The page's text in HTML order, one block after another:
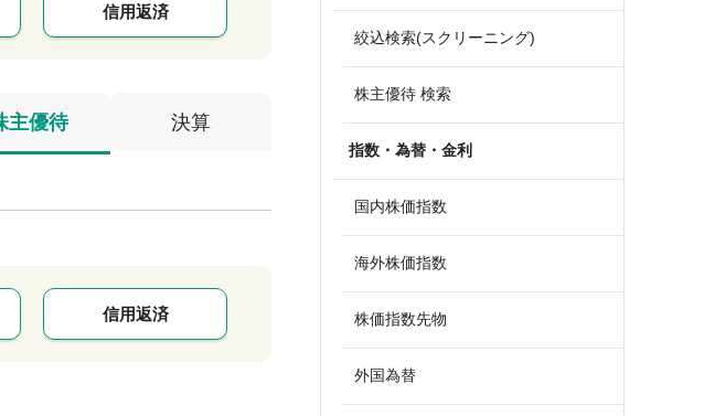
信用返済
主優待 決算
信用返済
絞込検索(スクリーニング)
株主優待 検索
指数・為替・金利
国内株価指数
海外株価指数
株価指数先物
外国為替